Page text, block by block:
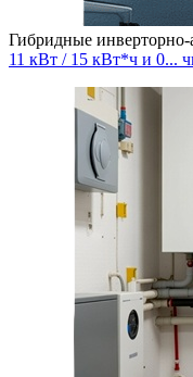
Гибридные
11 кВт / 15 кВт*ч и 0...